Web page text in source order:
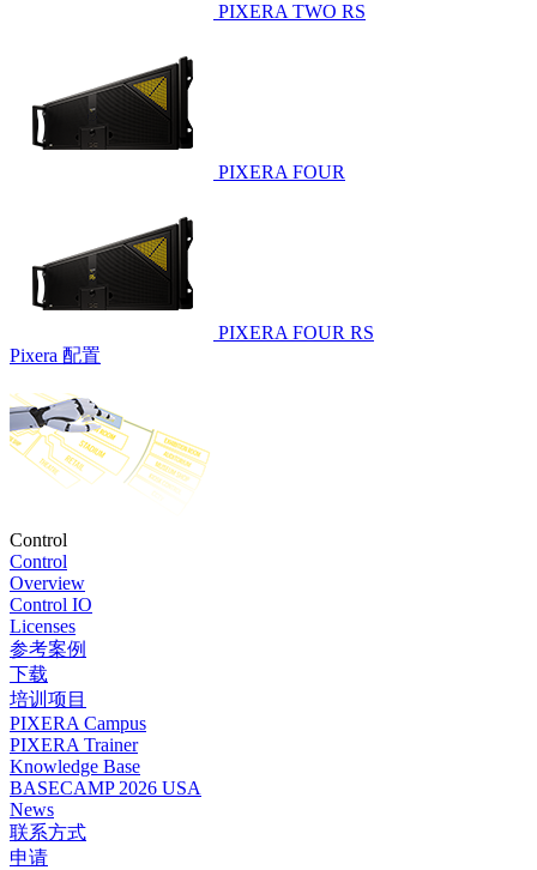
PIXERA TWO RS
PIXERA FOUR
PIXERA FOUR RS
Pixera 配置
Control
Control
Overview
Control IO
Licenses
参考案例
下载
培训项目
PIXERA Campus
PIXERA Trainer
Knowledge Base
BASECAMP 2026 USA
News
联系方式
申请